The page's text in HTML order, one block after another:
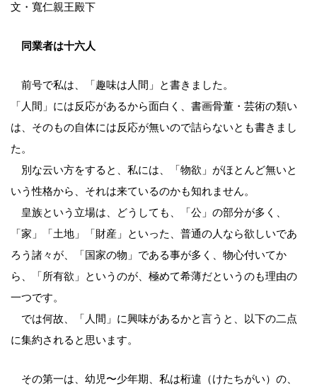
文・寬仁親王殿下
同業者は十六人
前号で私は、「趣味は人間」と書きました。
「人間」には反応があるから面白く、書画骨董・芸術の類い
は、そのもの自体には反応が無いので詰らないとも書きまし
た。
別な云い方をすると、私には、「物欲」がほとんど無いと
いう性格から、それは来ているのかも知れません。
皇族という立場は、どうしても、「公」の部分が多く、
「家」「土地」「財産」といった、普通の人なら欲しいであ
ろう諸々が、「国家の物」である事が多く、物心付いてか
ら、「所有欲」というのが、極めて希薄だというのも理由の
一つです。
では何故、「人間」に興味があるかと言うと、以下の二点
に集約されると思います。
その第一は、幼児〜少年期、私は桁違（けたちがい）の、